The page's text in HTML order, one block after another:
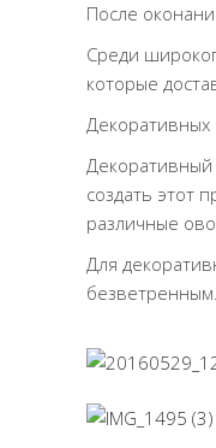
После
Среди
которые
Декоративных
Декоративный
создать этот
различные
Для